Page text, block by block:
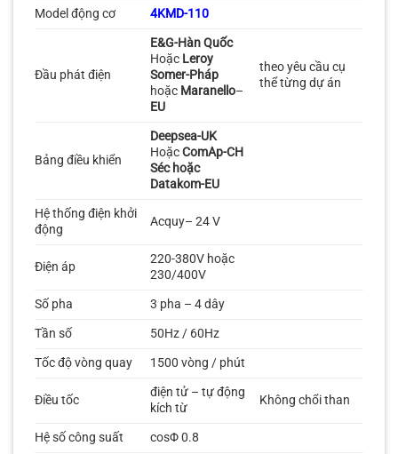
Model động cơ 4KMD-110
Đầu phát điện
E&G-Hàn Quốc
Hoặc Leroy
Somer-Pháp
hoặc Maranello–
EU
theo yêu cầu cụ
thể từng dự án
Bảng điều khiển
Deepsea-UK
HoặcComAp-CH
Séc hoặc
Datakom-EU
Hệ thống điện khởi
động
Acquy– 24 V
Điện áp
220-380V hoặc
230/400V
Số pha
3 pha – 4 dây
Tần số
50Hz / 60Hz
Tốc độ vòng quay
1500 vòng / phút
Điều tốc
điện tử – tự động
kích từ
Không chổi than
Hệ số công suất cosΦ 0.8